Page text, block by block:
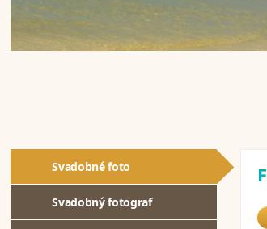
Svadobné foto
Svadobný fotograf